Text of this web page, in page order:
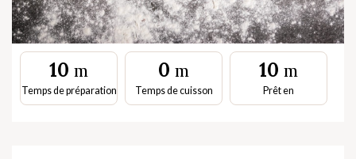
10m
Temps de préparation
0m
Temps de cuisson
10m
Prêt en